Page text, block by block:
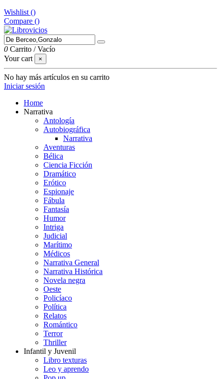
Wishlist ()
Compare ()
0 Carrito /Vacío
Your cart
×
No hay más artículos en su carrito
Iniciar sesión
Home
Narrativa
Antología
Autobiográfica
Narrativa
Aventuras
Bélica
Ciencia Ficción
Dramático
Erótico
Espionaje
Fábula
Fantasía
Humor
Intriga
Judicial
Marítimo
Médicos
Narrativa General
Narrativa Histórica
Novela negra
Oeste
Policíaco
Política
Relatos
Romántico
Terror
Thriller
Infantil y Juvenil
Libro texturas
Leo y aprendo